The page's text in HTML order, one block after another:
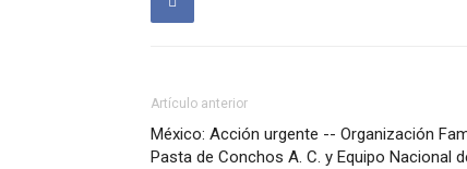
Artículo anterior
México: Acción urgente -- Organización
Pasta de Conchos A. C. y Equipo Nacional